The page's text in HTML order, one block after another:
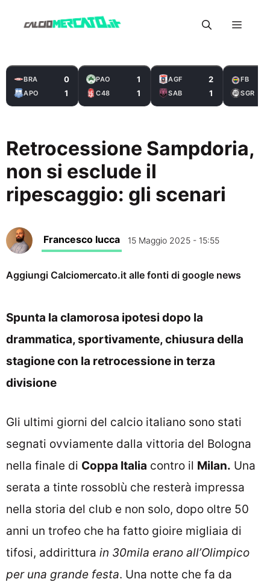
Menu
BRA 0
APO 1
PAO 1
C48 1
AGF 2
SAB 1
FB
SGR
Retrocessione Sampdoria,
non si esclude il
ripescaggio: gli scenari
Francesco Iucca 15 Maggio 2025 - 15:55
Aggiungi Calciomercato.it alle fonti di google news
Spunta la clamorosa ipotesi dopo la
drammatica, sportivamente, chiusura della
stagione con la retrocessione in terza
divisione
Gli ultimi giorni del calcio italiano sono stati
segnati ovviamente dalla vittoria del Bologna
nella finale di Coppa Italia contro il Milan. Una
serata a tinte rossoblù che resterà impressa
nella storia del club e non solo, dopo oltre 50
anni un trofeo che ha fatto gioire migliaia di
tifosi, addirittura in 30mila erano all’Olimpico
per una grande festa. Una notte che fa da